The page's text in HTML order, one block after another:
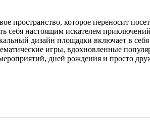
которое переносит
себя настоящим искателем
дизайн площадки включает в
игры, вдохновленные
дней рождения и просто